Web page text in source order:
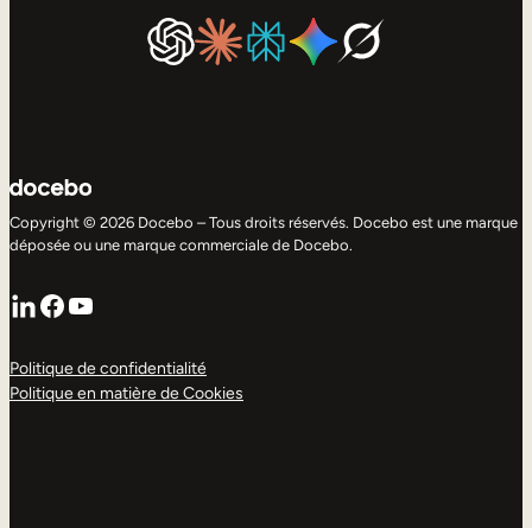
Copyright © 2026 Docebo – Tous droits réservés. Docebo est une marque
déposée ou une marque commerciale de Docebo.
LinkedIn
Facebook
YouTube
Politique de confidentialité
Politique en matière de Cookies